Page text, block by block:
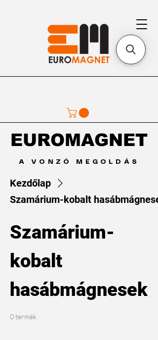
A VONZÓ MEGOLDÁS
EUROMAGNET
EUROMAGNET
Kezdőlap
Szamárium-kobalt
Szamárium-
kobalt
hasábmágnesek
0 termék